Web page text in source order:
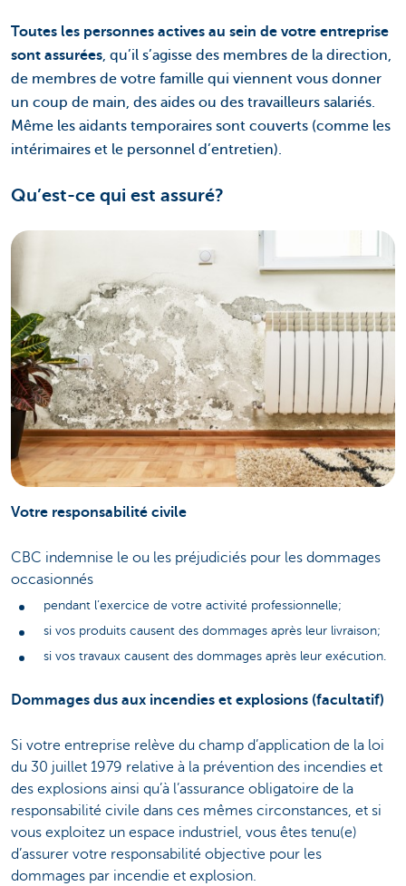
Toutes les personnes actives au sein de votre entreprise
sont assurées, qu’il s’agisse des membres de la direction,
de membres de votre famille qui viennent vous donner
un coup de main, des aides ou des travailleurs salariés.
Même les aidants temporaires sont couverts (comme les
intérimaires et le personnel d’entretien).
Qu’est-ce qui est assuré?
Votre responsabilité civile
CBC indemnise le ou les préjudiciés pour les dommages
occasionnés
pendant l’exercice de votre activité professionnelle;
si vos produits causent des dommages après leur livraison;
si vos travaux causent des dommages après leur exécution.
Dommages dus aux incendies et explosions (facultatif)
Si votre entreprise relève du champ d’application de la loi
du 30 juillet 1979 relative à la prévention des incendies et
des explosions ainsi qu’à l’assurance obligatoire de la
responsabilité civile dans ces mêmes circonstances, et si
vous exploitez un espace industriel, vous êtes tenu(e)
d’assurer votre responsabilité objective pour les
dommages par incendie et explosion.